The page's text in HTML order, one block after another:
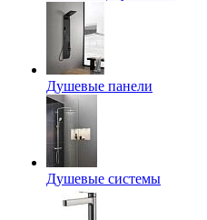
Душевые панели
Душевые системы